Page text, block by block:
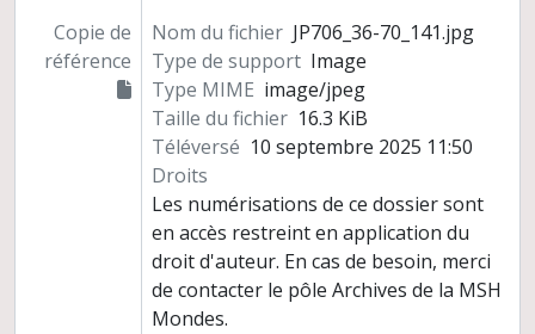
Copie de
référence
Nom du fichier JP706_36-70_141.jpg
Type de support Image
Type MIME image/jpeg
Taille du fichier 16.3 KiB
Téléversé 10 septembre 2025 11:50
Droits
Les numérisations de ce dossier sont
en accès restreint en application du
droit d'auteur. En cas de besoin, merci
de contacter le pôle Archives de la MSH
Mondes.